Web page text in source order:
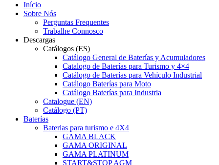
Início
Sobre Nós
Perguntas Frequentes
Trabalhe Connosco
Descargas
Catálogos (ES)
Catálogo General de Baterías y Acumuladores
Catalogo de Baterías para Turismo y 4×4
Catálogo de Baterías para Vehículo Industrial
Catálogo Baterías para Moto
Catálogo Baterías para Industria
Catalogue (EN)
Catálogo (PT)
Baterías
Baterias para turismo e 4X4
GAMA BLACK
GAMA ORIGINAL
GAMA PLATINUM
START&STOP AGM